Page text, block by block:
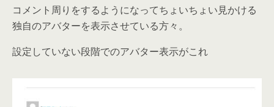
コメント周りをするようになってちょいちょい見かける
独自のアバターを表示させている方々。
設定していない段階でのアバター表示がこれ